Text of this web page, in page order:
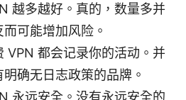
越多越好。真的，数量多并
可能增加风险。
VPN 都会记录你的活动。并
确无日志政策的品牌。
永远安全。没有永远安全的